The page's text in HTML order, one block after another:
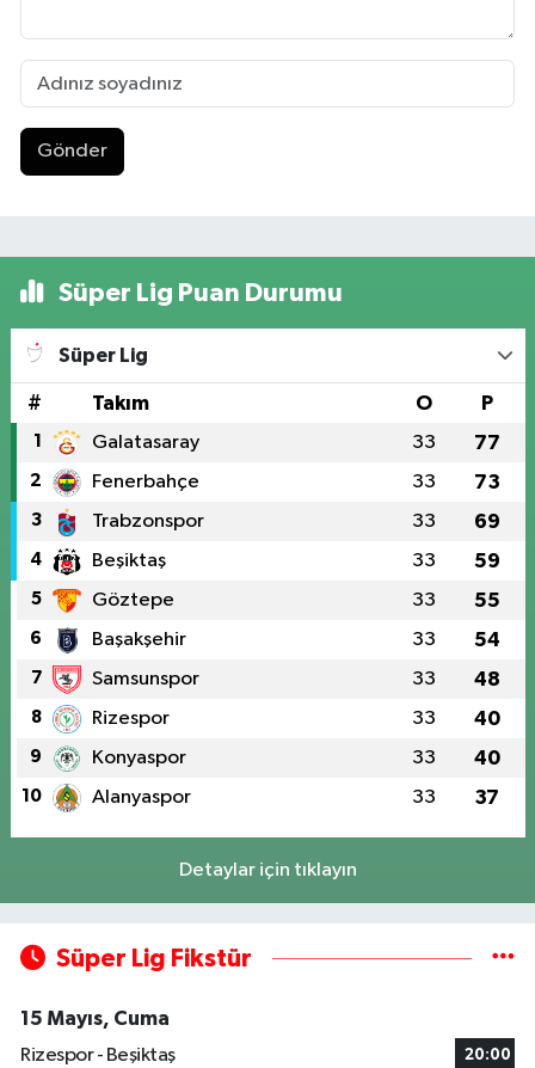
Gönder
Süper Lig Puan Durumu
Süper Lig
# Takım O P
1 Galatasaray 33 77
2 Fenerbahçe 33 73
3 Trabzonspor 33 69
4 Beşiktaş 33 59
5 Göztepe 33 55
6 Başakşehir 33 54
7 Samsunspor 33 48
8 Rizespor 33 40
9 Konyaspor 33 40
10 Alanyaspor 33 37
Detaylar için tıklayın
Süper Lig Fikstür
15 Mayıs, Cuma
Rizespor - Beşiktaş
20:00